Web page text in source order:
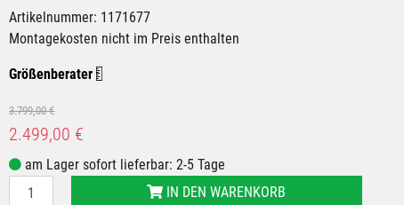
Artikelnummer: 1171677
Montagekosten nicht im Preis enthalten
Größenberater
3.799,00 €
2.499,00 €
am Lager sofort lieferbar: 2-5 Tage
IN DEN WARENKORB